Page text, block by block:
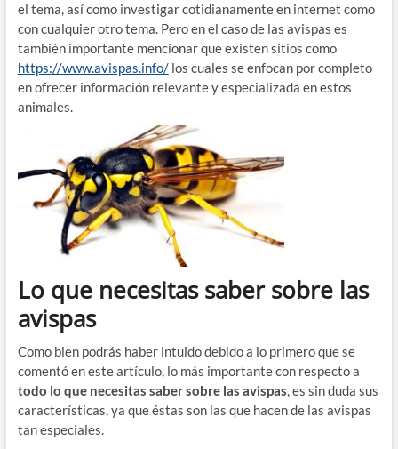
el tema, así como investigar cotidianamente en internet como
con cualquier otro tema. Pero en el caso de las avispas es
también importante mencionar que existen sitios como
https://www.avispas.info/los cuales se enfocan por completo
en ofrecer información relevante y especializada en estos
animales.
Lo que necesitas saber sobre las
avispas
Como bien podrás haber intuido debido a lo primero que se
comentó en este artículo, lo más importante con respecto a
todo lo que necesitas saber sobre las avispas, es sin duda sus
características, ya que éstas son las que hacen de las avispas
tan especiales.